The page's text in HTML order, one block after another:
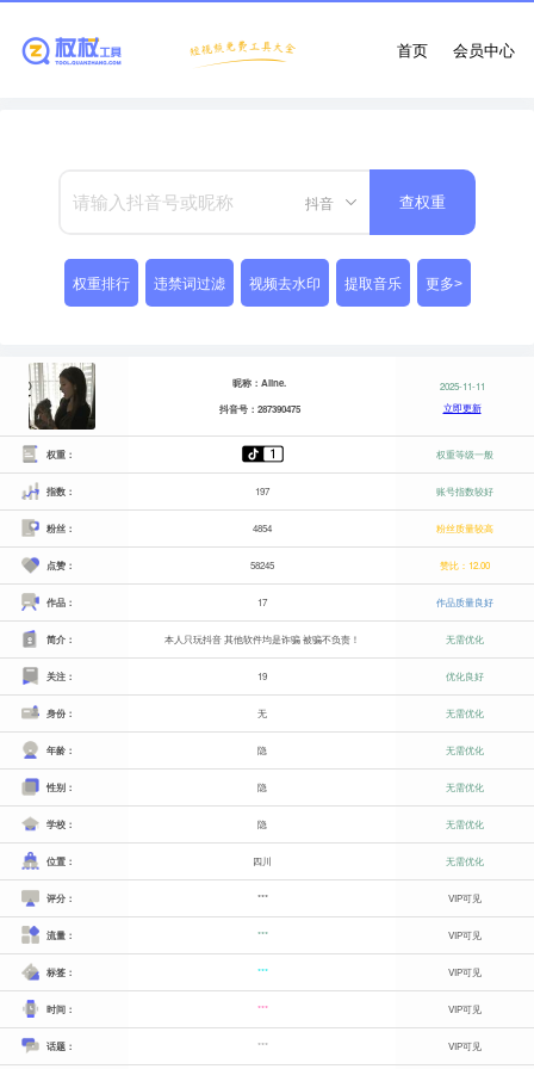
会员中心
首页
抖音 查权重
权重排行 违禁词过滤 视频去水印 提取音乐 更多>
昵称：Aline.
抖音号：287390475
2025-11-11
立即更新
权重： 权重等级一般
指数： 197 账号指数较好
粉丝： 4854 粉丝质量较高
点赞： 58245 赞比：12.00
作品： 17 作品质量良好
简介： 本人只玩抖音 其他软件均是诈骗 被骗不负责！ 无需优化
关注： 19 优化良好
身份： 无 无需优化
年龄： 隐 无需优化
性别： 隐 无需优化
学校： 隐 无需优化
位置： 四川 无需优化
评分： *** VIP可见
流量： *** VIP可见
标签： *** VIP可见
时间： *** VIP可见
话题： *** VIP可见